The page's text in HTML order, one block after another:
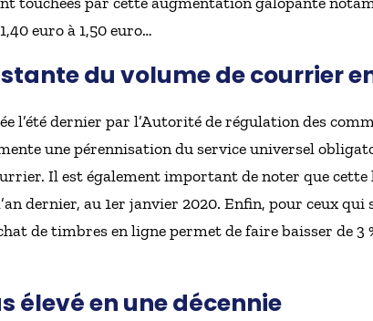
euro à 1,50 euro…
du volume de courrier
l’été dernier par l’Autorité de régulation des
une pérennisation du service universel
Il est également important de noter que
dernier, au 1er janvier 2020. Enfin, pour ceux
de timbres en ligne permet de faire baisser de 3
élevé en une décennie